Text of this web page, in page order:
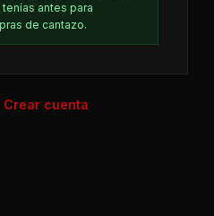
antes para
de cantazo.
Crear cuenta